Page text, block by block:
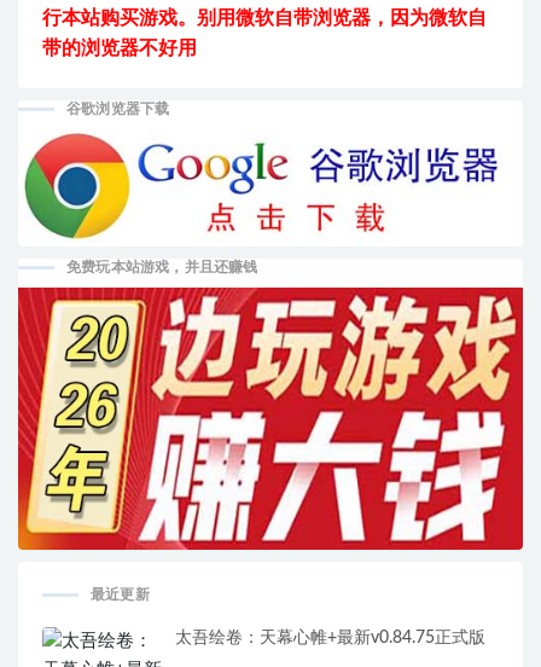
行本站购买游戏。 别用微软自带浏览器，因为微软自
带的浏览器不好用
谷歌浏览器下载
免费玩本站游戏，并且还赚钱
最近更新
太吾绘卷：天幕心帷+最新v0.84.75正式版